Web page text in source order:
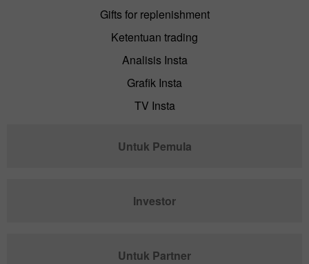
Gifts for replenishment
Ketentuan trading
Analisis Insta
Grafik Insta
TV Insta
Untuk Pemula
Investor
Untuk Partner